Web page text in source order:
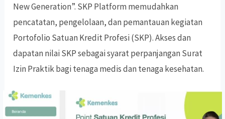
New Generation”. SKP Platform memudahkan
pencatatan, pengelolaan, dan pemantauan kegiatan
Portofolio Satuan Kredit Profesi (SKP). Akses dan
dapatan nilai SKP sebagai syarat perpanjangan Surat
Izin Praktik bagi tenaga medis dan tenaga kesehatan.